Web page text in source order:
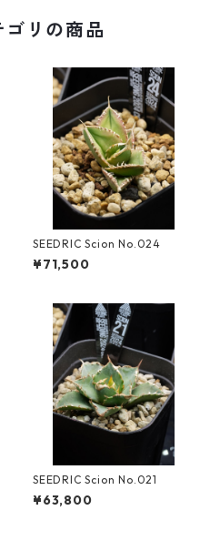
ゴリの商品
SEEDRIC Scion No.024
¥71,500
SEEDRIC Scion No.021
¥63,800